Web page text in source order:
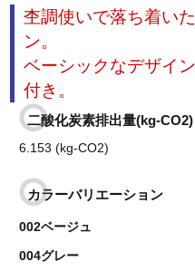
杢調使いで落ち着い
ン。
ベーシックなデザイ
付き。
二酸化炭素排出量(kg-CO2)
6.153 (kg-CO2)
カラーバリエーション
002ベージュ
004グレー